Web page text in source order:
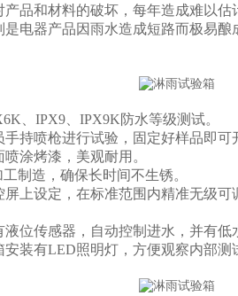
品和材料的破坏，每年造成难以
电器产品因雨水造成短路而极易
、IPX9、IPX9K防水等级测试。
手持喷枪进行试验，固定好样品即可
涂烤漆，美观耐用。
工制造，确保长时间不生锈。
屏上设定，在标准范围内精准无级可
液位传感器， 自动控制进水，并有低
安装有LED照明灯，方便观察内部测